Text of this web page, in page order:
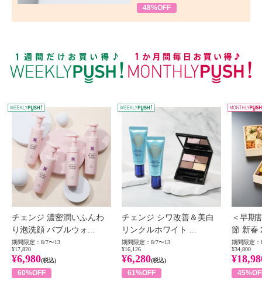
48%OFF
WEEKLY PUSH
チェンジ 濃密潤いふんわ
り泡洗顔 バブルウォ...
期間限定：8/7〜13
¥17,820
¥6,980(税込)
60%OFF
チェンジ シワ改善＆美白
リンクルホワイト ...
期間限定：8/7〜13
¥16,126
¥6,280(税込)
61%OFF
＜早期
節 新春
期間限定：
¥34,800